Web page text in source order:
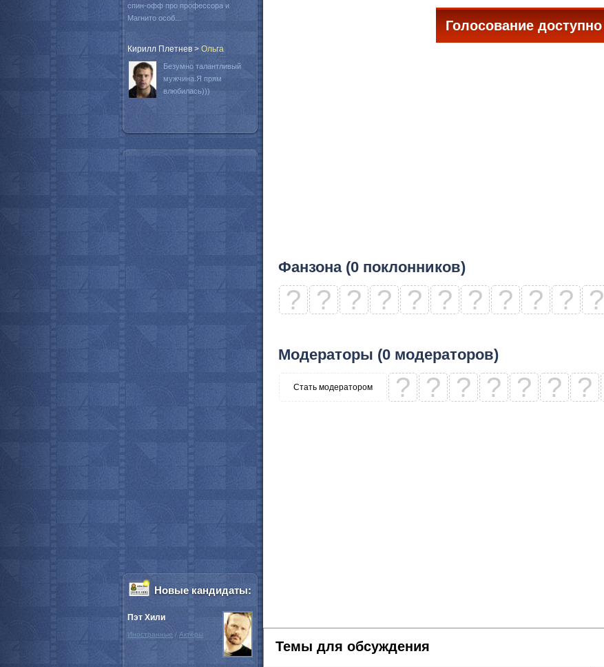
Голосование доступно
Фанзона (0 поклонников)
? ? ? ? ? ? ? ? ? ? ?
Модераторы (0 модераторов)
Стать модератором ? ? ? ? ? ? ?
Темы для обсуждения
спин-офф про профессора и
Магнито особ...
Кирилл Плетнев > Oльга
Безумно талантливый
мужчина.Я прям
влюбилась)))
Новые кандидаты:
Пэт Хили
Иностранные / Актёры